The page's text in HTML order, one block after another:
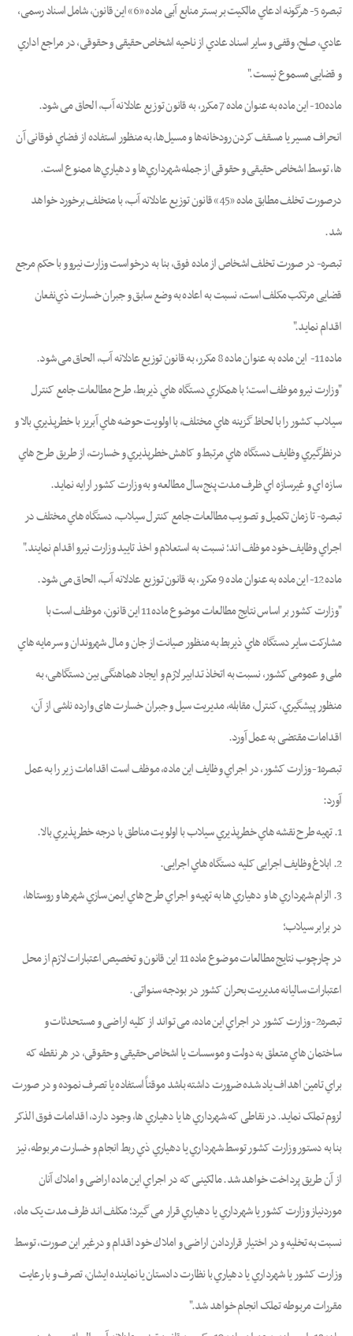
ﺗﺒﺼﺮه 5- ﻫﺮﮔﻮﻧﻪ ادﻋﺎي ﻣﺎﻟﮑﯿﺖ ﺑﺮ ﺑﺴﺘﺮ ﻣﻨﺎﺑﻊ آﺑﯽ ﻣﺎده «6» اﯾﻦ ﻗﺎﻧﻮن، ﺷﺎﻣﻞ اﺳﻨﺎد رﺳﻤﯽ،
ﻋﺎدي، ﺻﻠﺢ، وﻗﻔﯽ و ﺳﺎﯾﺮ اﺳﻨﺎد ﻋﺎدي از ﻧﺎﺣﯿﻪ اﺷﺨﺎص ﺣﻘﯿﻘﯽ و ﺣﻘﻮﻗﯽ، در ﻣﺮاﺟﻊ اداري
و ﻗﻀﺎﯾﯽ ﻣﺴﻤﻮع ﻧﯿﺴﺖ."
ﻣﺎده10- اﯾﻦ ﻣﺎده ﺑﻪ ﻋﻨﻮان ﻣﺎده 7 ﻣﮑﺮر، ﺑﻪ ﻗﺎﻧﻮن ﺗﻮزﯾﻊ ﻋﺎدﻻﻧﻪ آب، اﻟﺤﺎق ﻣﯽ ﺷﻮد.
اﻧﺤﺮاف ﻣﺴﯿﺮ ﯾﺎ ﻣﺴﻘﻒ ﮐﺮدن رودﺧﺎﻧﻪﻫﺎ و ﻣﺴﯿﻞﻫﺎ، ﺑﻪ ﻣﻨﻈﻮر اﺳﺘﻔﺎده از ﻓﻀﺎي ﻓﻮﻗﺎﻧﯽ آن
ﻫﺎ، ﺗﻮﺳﻂ اﺷﺨﺎص ﺣﻘﯿﻘﯽ و ﺣﻘﻮﻗﯽ از ﺟﻤﻠﻪ ﺷﻬﺮداريﻫﺎ و دﻫﯿﺎريﻫﺎ ﻣﻤﻨﻮع اﺳﺖ.
درﺻﻮرت ﺗﺨﻠﻒ ﻣﻄﺎﺑﻖ ﻣﺎده «45» ﻗﺎنون ﺗﻮزﯾﻊ ﻋﺎدﻻﻧﻪ آب، ﺑﺎ ﻣﺘﺨﻠﻒ ﺑﺮﺧﻮرد ﺧﻮاﻫﺪ
ﺷﺪ.
ﺗﺒﺼﺮه- در ﺻﻮرت ﺗﺨﻠﻒ اﺷﺨﺎص از ﻣﺎده ﻓﻮق، ﺑﻨﺎ ﺑﻪ درﺧﻮاﺳﺖ وزارت ﻧﯿﺮو و ﺑﺎ ﺣﮑﻢ ﻣﺮﺟﻊ
ﻗﻀﺎﯾﯽ ﻣﺮﺗﮑﺐ ﻣﮑﻠﻒ اﺳﺖ، ﻧﺴﺒﺖ ﺑﻪ اﻋﺎده ﺑﻪ وﺿﻊ ﺳﺎﺑﻖ و ﺟﺒﺮان ﺧﺴﺎرت ذيﻧﻔﻌﺎن
اﻗﺪام ﻧﻤﺎﯾﺪ."
ﻣﺎده 11- اﯾﻦ ﻣﺎده ﺑﻪ ﻋﻨﻮان ﻣﺎده 8 ﻣﮑﺮر، ﺑﻪ ﻗﺎﻧﻮن ﺗﻮزﯾﻊ ﻋﺎدﻻﻧﻪ آب، اﻟﺤﺎق ﻣﯽ ﺷﻮد.
"وزارت ﻧﯿﺮو ﻣﻮﻇﻒ اﺳﺖ؛ ﺑﺎ ﻫﻤﮑﺎري دﺳﺘﮕﺎه ﻫﺎي ذﯾﺮﺑﻂ، ﻃﺮح ﻣﻄﺎﻟﻌﺎت ﺟﺎﻣﻊ ﮐﻨﺘﺮل
ﺳﯿﻼب ﮐﺸﻮر را ﺑﺎ ﻟﺤﺎظ ﮔﺰﯾﻨﻪ ﻫﺎي ﻣﺨﺘﻠﻒ، ﺑﺎ اوﻟﻮﯾﺖ ﺣﻮﺿﻪ ﻫﺎي آﺑﺮﯾﺰ ﺑﺎ ﺧﻄﺮﭘﺬﯾﺮي ﺑﺎﻻ و
درﻧﻈﺮﮔﯿﺮي وﻇﺎﯾﻒ دﺳﺘﮕﺎه ﻫﺎي ﻣﺮﺗﺒﻂ و ﮐﺎﻫﺶ ﺧﻄﺮﭘﺬﯾﺮي و ﺧﺴﺎرت، از ﻃﺮﯾﻖ ﻃﺮح ﻫﺎي
ﺳﺎزه اي و ﻏﯿﺮﺳﺎزه اي ﻇﺮف ﻣﺪت ﭘﻨﺞ ﺳﺎل ﻣﻄﺎﻟﻌﻪ و ﺑﻪ وزارت ﮐﺸﻮر اراﯾﻪ ﻧﻤﺎﯾﺪ.
ﺗﺒﺼﺮه- ﺗﺎ زﻣﺎن ﺗﮑﻤﯿﻞ و ﺗﺼﻮﯾﺐ ﻣﻄﺎﻟﻌﺎت ﺟﺎﻣﻊ ﮐﻨﺘﺮل ﺳﯿﻼب، دﺳﺘﮕﺎه ﻫﺎي ﻣﺨﺘﻠﻒ در
اﺟﺮاي وﻇﺎﯾﻒ ﺧﻮد موﻇﻒ اﻧﺪ؛ ﻧﺴﺒﺖ ﺑﻪ اﺳﺘﻌﻼم و اﺧﺬ ﺗﺎﯾﯿﺪ وزارت ﻧﯿﺮو اﻗﺪام ﻧﻤﺎﯾﻨﺪ."
ﻣﺎده 12- اﯾﻦ ﻣﺎده ﺑﻪ ﻋﻨﻮان ﻣﺎده 9 ﻣﮑﺮر، ﺑﻪ ﻗﺎﻧﻮن ﺗﻮزﯾﻊ ﻋﺎدﻻﻧﻪ آب، اﻟﺤﺎق ﻣﯽ ﺷﻮد.
"وزارت ﮐﺸﻮر ﺑﺮ اﺳﺎس ﻧﺘﺎﯾﺞ ﻣﻄﺎﻟﻌﺎت ﻣﻮﺿﻮع ﻣﺎده 11 اﯾﻦ ﻗﺎﻧﻮن، ﻣﻮﻇﻒ اﺳﺖ ﺑﺎ
ﻣﺸﺎرﮐﺖ ﺳﺎﯾﺮ دﺳﺘﮕﺎه ﻫﺎي ذﯾﺮﺑﻂ ﺑﻪ ﻣﻨﻈﻮر ﺻﯿﺎﻧﺖ از ﺟﺎن و ﻣـﺎل ﺷﻬﺮوﻧﺪان و ﺳﺮﻣﺎﯾﻪ ﻫﺎي
ﻣﻠﯽ و ﻋﻤﻮﻣﯽ ﮐﺸﻮر، ﻧـﺴﺒﺖ ﺑﻪ اﺗﺨﺎذ ﺗﺪاﺑﯿﺮ ﻻزم و اﯾﺠﺎد ﻫﻤﺎﻫﻨﮕﯽ ﺑﯿﻦ دﺳﺘﮕﺎﻫﯽ، ﺑﻪ
ﻣﻨﻈﻮر ﭘـﯿﺸﮕﯿﺮي، ﮐﻨﺘﺮل، ﻣﻘﺎﺑﻠﻪ، ﻣﺪﯾﺮﯾﺖ ﺳﯿﻞ و ﺟﺒﺮان ﺧﺴﺎرت های وارده ﻧﺎﺷﯽ از آن،
اﻗﺪاﻣﺎت ﻣﻘﺘﻀﯽ ﺑﻪ ﻋﻤﻞ آورد.
ﺗﺒﺼﺮه1- وزارت ﮐﺸﻮر، در اﺟﺮاي وﻇﺎﯾﻒ اﯾﻦ ﻣﺎده، ﻣﻮﻇﻒ اﺳﺖ اﻗﺪاﻣﺎت زﯾﺮ را ﺑﻪ ﻋﻤﻞ
آورد:
1. ﺗﻬﯿﻪ ﻃﺮح ﻧﻘﺸﻪ ﻫﺎي ﺧﻄﺮﭘﺬﯾﺮي ﺳﯿﻼب ﺑﺎ اوﻟﻮﯾﺖ ﻣﻨﺎﻃﻖ ﺑﺎ درﺟﻪ ﺧﻄﺮﭘﺬﯾﺮي ﺑﺎﻻ.
2. اﺑﻼغ وﻇﺎﯾﻒ اﺟﺮاﯾﯽ ﮐﻠﯿﻪ دﺳﺘﮕﺎه ﻫﺎي اﺟﺮاﯾﯽ.
3. اﻟﺰام ﺷﻬﺮداري ﻫﺎ و دﻫﯿﺎري ﻫﺎ ﺑﻪ ﺗﻬﯿﻪ و اﺟﺮاي ﻃﺮح ﻫﺎي اﯾﻤﻦ ﺳﺎزي ﺷﻬﺮﻫﺎ و روﺳﺘﺎﻫﺎ،
در ﺑﺮاﺑﺮ ﺳﯿﻼب؛
در ﭼﺎرﭼﻮب ﻧﺘﺎﯾﺞ ﻣﻄﺎﻟﻌﺎت ﻣﻮﺿﻮع ﻣﺎده 11 اﯾﻦ ﻗﺎﻧﻮن و ﺗﺨﺼﯿﺺ اﻋﺘﺒﺎرات ﻻزم از ﻣﺤﻞ
اﻋﺘﺒﺎرات ﺳﺎﻟﯿﺎنه ﻣﺪﯾﺮﯾﺖ ﺑﺤﺮان ﮐﺸﻮر در ﺑﻮدﺟﻪ ﺳﻨﻮاﺗﯽ.
ﺗﺒﺼﺮه2- وزارت ﮐﺸﻮر در اﺟﺮاي اﯾﻦ ﻣﺎده، ﻣﯽ ﺗﻮاﻧﺪ از ﮐﻠﯿﻪ اراﺿﯽ و ﻣﺴﺘﺤﺪﺛﺎت و
ﺳﺎﺧﺘﻤﺎن ﻫﺎي ﻣﺘﻌﻠﻖ به دوﻟﺖ و ﻣﻮﺳﺴﺎت ﯾﺎ اﺷﺨﺎص ﺣﻘﯿﻘﯽ و ﺣﻘﻮﻗﯽ، در ﻫﺮ ﻧﻘﻄﻪ ﮐﻪ
ﺑﺮاي ﺗﺎﻣﯿﻦ اﻫﺪاف ﯾﺎد ﺷﺪه ﺿﺮورت داشته ﺑﺎﺷﺪ ﻣﻮﻗﺘﺎً اﺳﺘﻔﺎده ﯾﺎ ﺗﺼﺮف ﻧﻤﻮده و در ﺻﻮرت
ﻟﺰوم ﺗﻤﻠﮏ ﻧﻤﺎﯾﺪ. در ﻧﻘﺎﻃﯽ ﮐﻪ ﺷﻬﺮداري ﻫﺎ ﯾﺎ دﻫﯿﺎري ﻫﺎ، وﺟﻮد دارد، اﻗﺪاﻣﺎت ﻓﻮق اﻟﺬﮐﺮ
ﺑﻨﺎ ﺑﻪ دﺳﺘﻮر وزارت ﮐﺸﻮر ﺗﻮﺳﻂ ﺷﻬﺮداري ﯾﺎ دﻫﯿﺎري ذي رﺑﻂ اﻧﺠﺎم و ﺧﺴﺎرت مربوطه، ﻧﯿﺰ
از آن ﻃﺮﯾﻖ ﭘﺮداﺧﺖ ﺧﻮاﻫﺪ ﺷﺪ. ﻣﺎﻟﮑﯿﻨﯽ ﮐﻪ در اﺟﺮاي اﯾﻦ ﻣﺎده اراﺿﯽ و اﻣﻼك آﻧﺎن
ﻣﻮردﻧﯿﺎز وزارت ﮐﺸﻮر ﯾﺎ ﺷﻬﺮداري ﯾﺎ دﻫﯿﺎري ﻗﺮار ﻣﯽ ﮔﯿﺮد؛ ﻣﮑﻠﻒ اﻧﺪ ﻇﺮف ﻣﺪت ﯾﮏ ﻣﺎه،
ﻧﺴﺒﺖ ﺑﻪ ﺗﺨﻠﯿﻪ و در اﺧﺘﯿﺎر ﻗﺮاردادن اراﺿﯽ و اﻣﻼك ﺧﻮد اﻗﺪام و درﻏﯿﺮ اﯾﻦ ﺻﻮرت، ﺗﻮﺳﻂ
وزارت ﮐﺸﻮر ﯾﺎ ﺷﻬﺮداري ﯾﺎ دﻫﯿﺎري ﺑﺎ ﻧﻈﺎرت دادﺳﺘﺎن ﯾﺎ ﻧﻤﺎﯾﻨﺪه اﯾﺸﺎن، ﺗﺼﺮف و ﺑﺎ رﻋﺎﯾﺖ
ﻣﻘﺮرات ﻣﺮﺑﻮﻃﻪ ﺗﻤﻠﮏ اﻧﺠﺎم ﺧﻮاﻫﺪ ﺷﺪ."